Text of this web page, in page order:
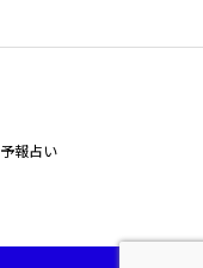
報占い